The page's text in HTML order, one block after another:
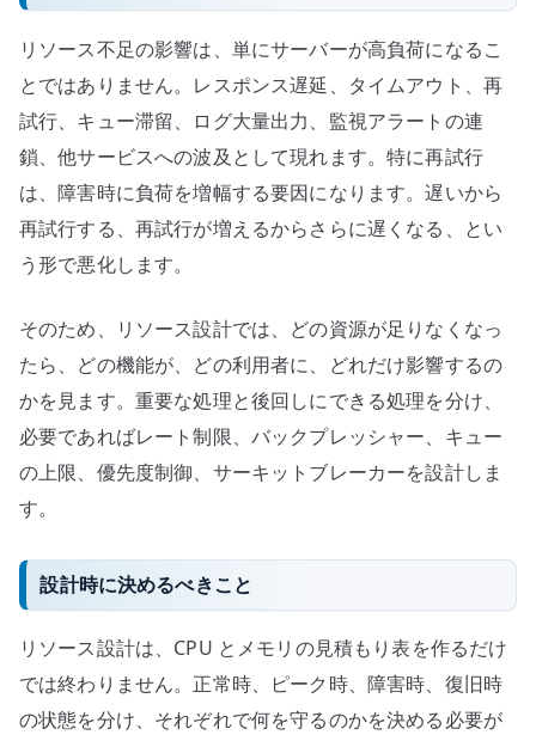
リソース不足の影響は、単にサーバーが高負荷になるこ
とではありません。レスポンス遅延、タイムアウト、再
試行、キュー滞留、ログ大量出力、監視アラートの連
鎖、他サービスへの波及として現れます。特に再試行
は、障害時に負荷を増幅する要因になります。遅いから
再試行する、再試行が増えるからさらに遅くなる、とい
う形で悪化します。
そのため、リソース設計では、どの資源が足りなくなっ
たら、どの機能が、どの利用者に、どれだけ影響するの
かを見ます。重要な処理と後回しにできる処理を分け、
必要であればレート制限、バックプレッシャー、キュー
の上限、優先度制御、サーキットブレーカーを設計しま
す。
設計時に決めるべきこと
リソース設計は、CPU とメモリの見積もり表を作るだけ
では終わりません。正常時、ピーク時、障害時、復旧時
の状態を分け、それぞれで何を守るのかを決める必要が